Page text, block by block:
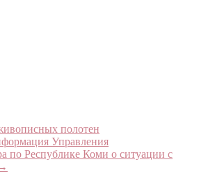
полотен
Управления
по Республике Коми о ситуации с